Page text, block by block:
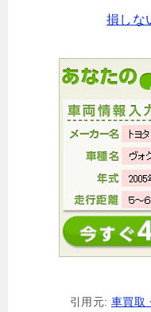
損しな
引用元: 車買取